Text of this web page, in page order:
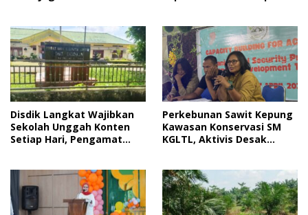
Disdik Langkat Wajibkan
Sekolah Unggah Konten
Setiap Hari, Pengamat
Perkebunan Sawit Kepung
Kawasan Konservasi SM
KGLTL, Aktivis Desak